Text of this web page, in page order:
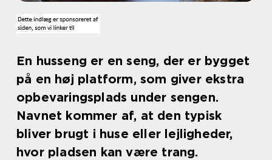
En husseng er en seng, der er bygget
på en høj platform, som giver ekstra
opbevaringsplads under sengen.
Navnet kommer af, at den typisk
bliver brugt i huse eller lejligheder,
hvor pladsen kan være trang.